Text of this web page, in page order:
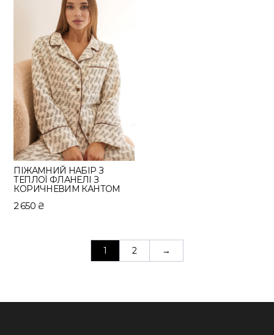
ПІЖАМНИЙ НАБІР З
ТЕПЛОЇ ФЛАНЕЛІ З
КОРИЧНЕВИМ КАНТОМ
2 650 ₴
1 2 →